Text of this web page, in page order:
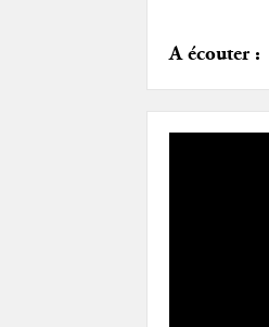
A écouter :